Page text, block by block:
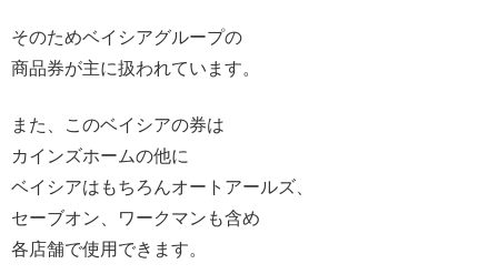
そのためベイシアグループの
商品券が主に扱われています。
また、このベイシアの券は
カインズホームの他に
ベイシアはもちろんオートアールズ、
セーブオン、ワークマンも含め
各店舗で使用できます。